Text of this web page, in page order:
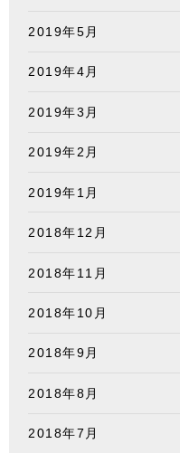
2019年5月
2019年4月
2019年3月
2019年2月
2019年1月
2018年12月
2018年11月
2018年10月
2018年9月
2018年8月
2018年7月